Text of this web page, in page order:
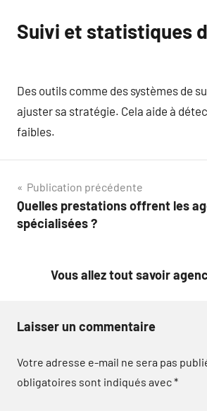
Suivi et statistiques
Des outils comme des systèmes de
ajuster sa stratégie. Cela aide à
faibles.
Navigation
de
Publication précédente
Quelles prestations offrent les
spécialisées ?
Vous allez tout savoir
Laisser un commentaire
Votre adresse e-mail ne sera pas
obligatoires sont indiqués avec*